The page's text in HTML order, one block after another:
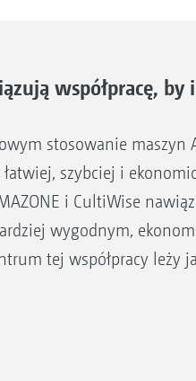
współpracę,
stosowanie maszyn
szybciej i
i CultiWise
wygodnym,
tej współpracy leży